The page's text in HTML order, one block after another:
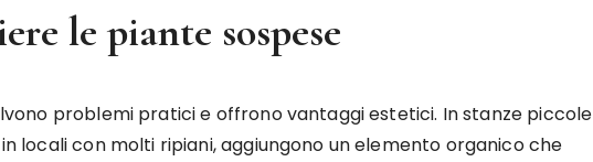
le piante sospese
problemi pratici e offrono vantaggi estetici. In stanze piccole
locali con molti ripiani, aggiungono un elemento organico che